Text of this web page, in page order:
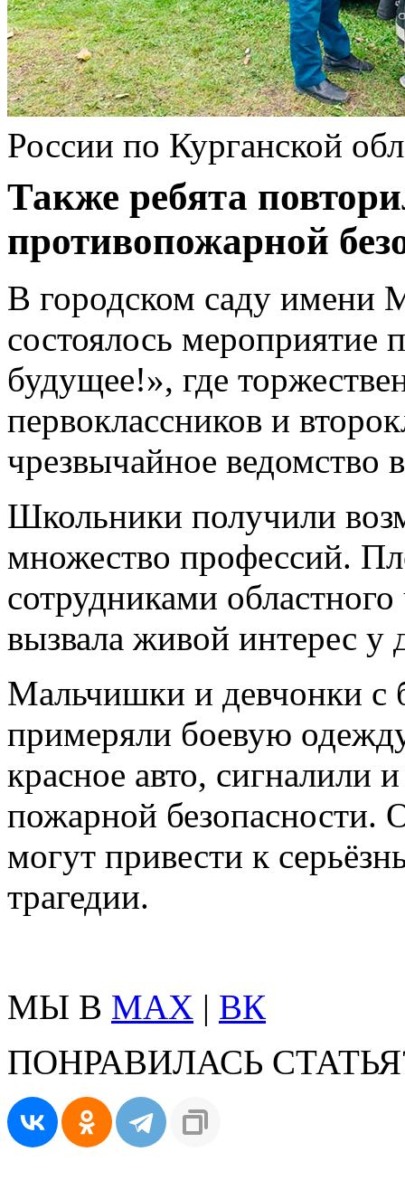
России по Курганской
Также ребята
противопожарной
В городском саду
состоялось мероприятие
будущее!», где
первоклассников и
чрезвычайное ведомство
Школьники получили
множество профессий.
сотрудниками
вызвала живой интерес у
Мальчишки и девчонки с
примеряли боевую
красное авто, сигналили
пожарной безопасности.
могут привести к
трагедии.
МЫ В MAX | ВК
ПОНРАВИЛАСЬ